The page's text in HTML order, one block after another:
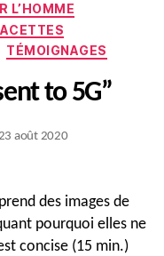
L’HOMME
TÉMOIGNAGES
to 5G”
août 2020
des images de
pourquoi elles ne
concise (15 min.)